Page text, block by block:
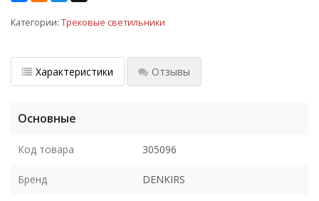
Категории: Трековые светильники
Характеристики Отзывы
Основные
Код товара 305096
Бренд DENKIRS